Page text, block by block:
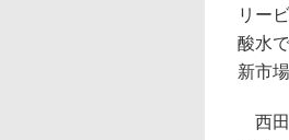
リー
酸水
新市
西田